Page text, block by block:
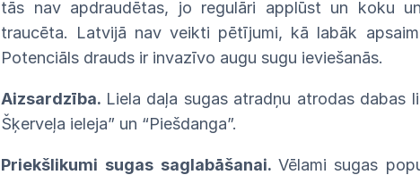
tās nav apdraudētas, jo regulāri applūst un koku
traucēta. Latvijā navveikti pētījumi, kā labāk
Potenciāls drauds ir invazīvo augu sugu ieviešanās.
Aizsardzība. Liela daļa sugas atradņu atrodas dabas
Šķerveļa ieleja” un “Piešdanga”.
Priekšlikumi sugas saglabāšanai. Vēlami sugas